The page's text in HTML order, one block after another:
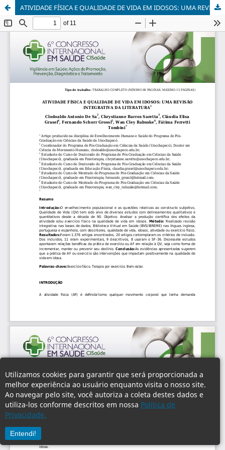
Utilizamos cookies para garantir que será proporcionada a
melhor experiência ao usuário enquanto visita o nosso site.
Ao navegar pelo site, você autoriza a coleta destes dados e
utiliza-los conforme descritos em nossa Política de
Privacidade.
Entendi!
ATIVIDADE FÍSICA E QUALIDADE DE VIDA EM IDOSOS: UMA REVISÃO INTEGRATIVA DA LITERATURA